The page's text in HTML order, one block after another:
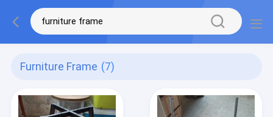
Furniture Frame (7)